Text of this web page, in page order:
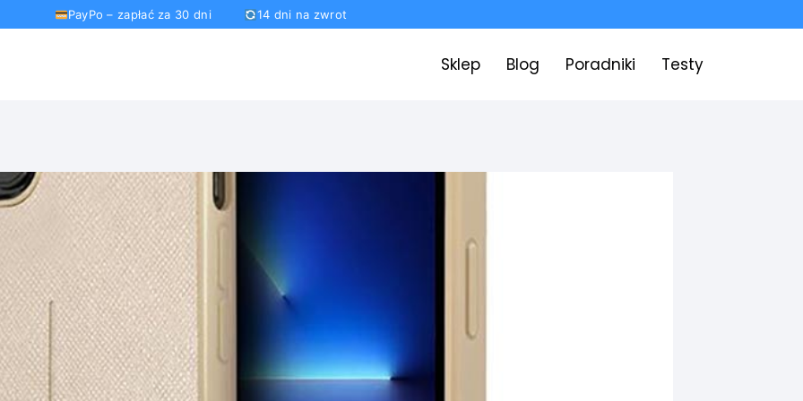
PayPo – zapłać za 30 dni 14 dni na zwrot
Sklep Blog Poradniki Testy